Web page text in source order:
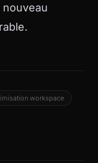
workspace